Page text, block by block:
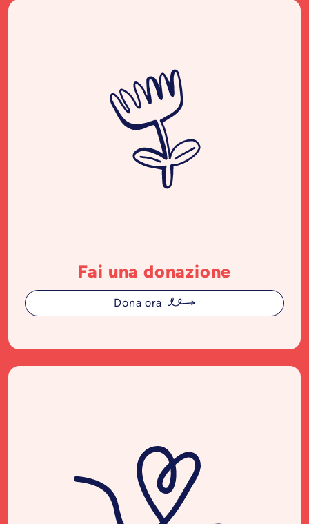
Fai una donazione
Dona ora